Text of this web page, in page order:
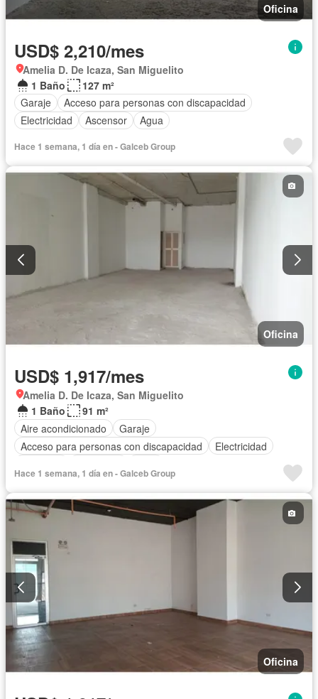
Oficina
USD$ 2,210/mes
Amelia D. De Icaza, San Miguelito
1 Baño
127 m²
Garaje
Acceso para personas con discapacidad
Electricidad
Ascensor Agua
Hace 1 semana, 1 día en - Galceb Group
Oficina
USD$ 1,917/mes
Amelia D. De Icaza, San Miguelito
1 Baño
91 m²
Aire acondicionado
Garaje
Acceso para personas con discapacidad
Electricidad
Hace 1 semana, 1 día en - Galceb Group
Oficina